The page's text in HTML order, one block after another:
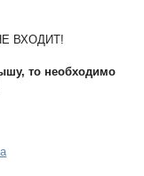
НЕ ВХОДИТ!
то необходимо